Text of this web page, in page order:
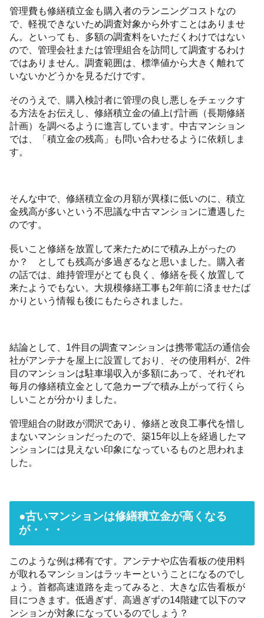
管理費も修繕積立金も購入者のランニングコストなの
で、軽視できないため調査対象から外すことはありませ
ん。といっても、多額の調査料をいただくわけではない
ので、管理会社または管理組合を訪問して調査するわけ
ではありません。調査範囲は、標準値から大きく離れて
いないかどうかを見るだけです。
そのうえで、購入検討者に管理の良し悪しをチェックす
る方法をお伝えし、修繕積立金の値上げ計画（長期修繕
計画）を調べるように進言しています。中古マンション
では、「積立金の残高」も問い合わせるように依頼しま
す。
そんな中で、修繕積立金の月額が異様に低いのに、積立
金残高が多いという不思議な中古マンションに遭遇した
のです。
長いこと修繕を放置して来たためにで積み上がったの
か？ としても残高が多過ぎるなと思いました。購入者
の話では、維持管理がとても良く、修繕を長く放置して
来たようでもない。大規模修繕工事も2年前に済ませたば
かりという情報も後にもたらされました。
結論として、1件目の調査マンションは携帯電話の通信会
社がアンテナを屋上に設置しており、その使用料が、2件
目のマンションは駐車場収入が多額にあって、それぞれ
毎月の修繕積立金として急カーブで積み上がって行くら
しいことが分かりました。
管理組合の財政が潤沢であり、修繕と改良工事代を惜し
まないマンションだったので、築15年以上を経過したマ
ンションには見えない印象になっているものと思われま
した。
●古いマンションは修繕積立金が高くなる
が・・・
このような例は稀有です。アンテナや広告看板の使用料
が取れるマンションはラッキーということになるのでし
ょう。首都高速道路を走ってみると、大きな広告看板が
目につきます。低過ぎず、高過ぎずの14階建て以下のマ
ンションが対象になっているのでしょう？